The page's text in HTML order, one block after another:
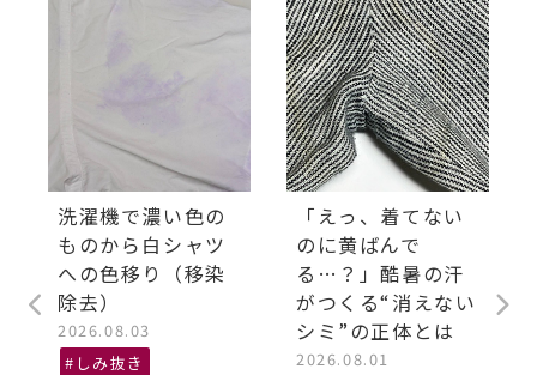
洗濯機で濃い色の
ものから白シャツ
への色移り（移染
除去）
2026.08.03
#しみ抜き
「えっ、着てない
のに黄ばんで
る…？」酷暑の汗
がつくる“消えない
シミ”の正体とは
2026.08.01